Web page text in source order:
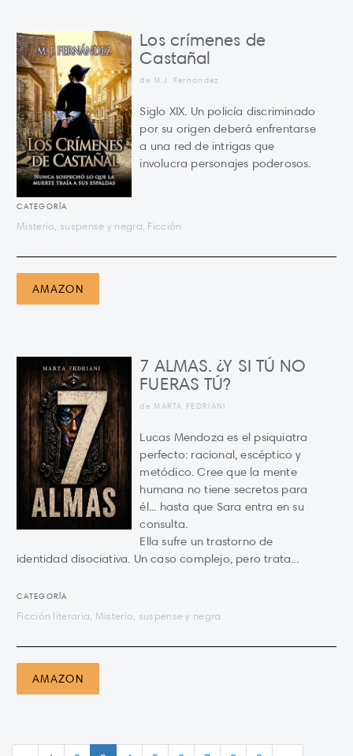
Los crímenes de
Castañal
de M.J. Fernández
Siglo XIX. Un policía discriminado
por su origen deberá enfrentarse
a una red de intrigas que
involucra personajes poderosos.
CATEGORÍA
Misterio, suspense y negra, Ficción
AMAZON
7 ALMAS. ¿Y SI TÚ NO
FUERAS TÚ?
de MARTA FEDRIANI
Lucas Mendoza es el psiquiatra
perfecto: racional, escéptico y
metódico. Cree que la mente
humana no tiene secretos para
él... hasta que Sara entra en su
consulta.
Ella sufre un trastorno de
identidad disociativa. Un caso complejo, pero trata...
CATEGORÍA
Ficción literaria, Misterio, suspense y negra
AMAZON